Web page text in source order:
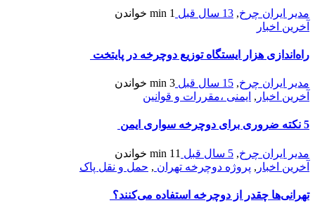
مدیر ایران چرخ, 13 سال قبل 1 min
خواندن
آخرین اخبار
راه‌اندازی هزار ایستگاه توزیع دوچرخه در پایتخت
مدیر ایران چرخ, 15 سال قبل 3 min
خواندن
آخرین اخبار , ایمنی ،مقررات و قوانین
5 نکته ضروری برای دوچرخه سواری ایمن
مدیر ایران چرخ, 5 سال قبل 11 min
خواندن
آخرین اخبار , پروژه دوچرخه تهران , حمل و نقل پاک
تهرانی‌ها چقدر از دوچرخه استفاده می‌کنند؟